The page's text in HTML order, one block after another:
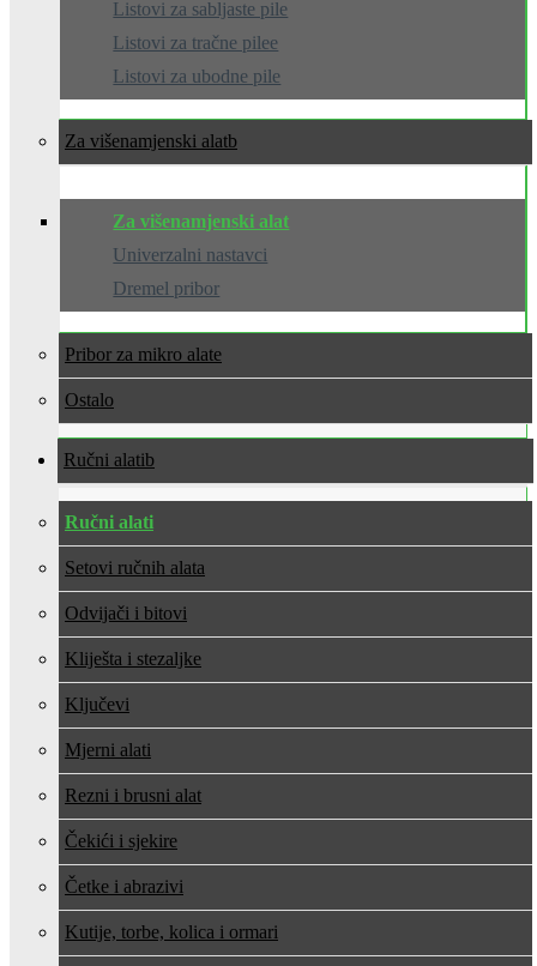
Listovi za sabljaste pile
Listovi za tračne pilee
Listovi za ubodne pile
Za višenamjenski alat
Za višenamjenski alat
Univerzalni nastavci
Dremel pribor
Pribor za mikro alate
Ostalo
Ručni alati
Ručni alati
Setovi ručnih alata
Odvijači i bitovi
Kliješta i stezaljke
Ključevi
Mjerni alati
Rezni i brusni alat
Čekići i sjekire
Četke i abrazivi
Kutije, torbe, kolica i ormari